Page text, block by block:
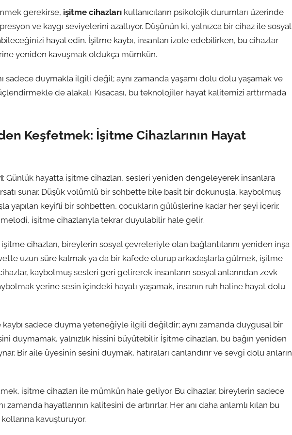
gerekirse, işitme cihazları kullanıcıların psikolojik durumları üzerinde
ve kaygı seviyelerini azaltıyor. Düşünün ki, yalnızca bir cihaz ile sosyal
hayal edin. İşitme kaybı, insanları izole edebilirken, bu cihazlar
yeniden kavuşmak oldukça mümkün.
sadece duymakla ilgili değil; aynı zamanda yaşamı dolu dolu yaşamak ve
de alakalı. Kısacası, bu teknolojiler hayat kalitemizi arttırmada
Keşfetmek: İşitme Cihazlarının Hayat
: Günlük hayatta işitme cihazları, sesleri yeniden dengeleyerek insanlara
sunar. Düşük volümlü bir sohbette bile basit bir dokunuşla, kaybolmuş
yapılan keyifli bir sohbetten, çocukların gülüşlerine kadar her şeyi içerir.
işitme cihazlarıyla tekrar duyulabilir hale gelir.
işitme cihazları, bireylerin sosyal çevreleriyle olan bağlantılarını yeniden inşa
uzun süre kalmak ya da bir kafede oturup arkadaşlarla gülmek, işitme
kaybolmuş sesleri geri getirerek insanların sosyal anlarından zevk
yerine sesin içindeki hayatı yaşamak, insanın ruh haline hayat dolu
kaybı sadece duyma yeteneğiyle ilgili değildir; aynı zamanda duygusal bir
duymamak, yalnızlık hissini büyütebilir. İşitme cihazları, bu bağın yeniden
Bir aile üyesinin sesini duymak, hatıraları canlandırır ve sevgi dolu anların
işitme cihazları ile mümkün hale geliyor. Bu cihazlar, bireylerin sadece
hayatlarının kalitesini de artırırlar. Her anı daha anlamlı kılan bu
kavuşturuyor.